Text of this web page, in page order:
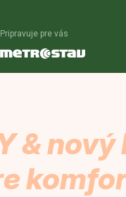
Pripravuje pre vás
&